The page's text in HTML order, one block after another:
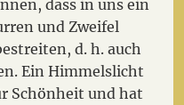
dass in uns ein
und Zweifel
d. h. auch
Ein Himmelslicht
Schönheit und hat